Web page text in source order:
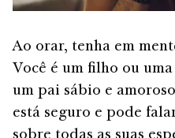
Ao orar, tenha em
Você é um filho ou
um pai sábio e
está seguro e pode